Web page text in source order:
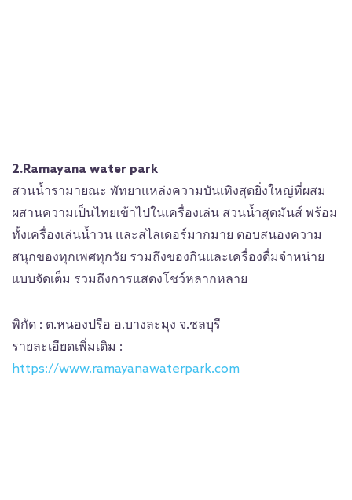
2.Ramayana water park
สวนน้ำรามายณะ พัทยาแหล่งความบันเทิงสุดยิ่งใหญ่ที่ผสม
ผสานความเป็นไทยเข้าไปในเครื่องเล่น สวนน้ำสุดมันส์ พร้อม
ทั้งเครื่องเล่นน้ำวน และสไลเดอร์มากมาย ตอบสนองความ
สนุกของทุกเพศทุกวัย รวมถึงของกินและเครื่องดื่มจำหน่าย
แบบจัดเต็ม รวมถึงการแสดงโชว์หลากหลาย
พิกัด : ต.หนองปรือ อ.บางละมุง จ.ชลบุรี
รายละเอียดเพิ่มเติม :
https://www.ramayanawaterpark.com